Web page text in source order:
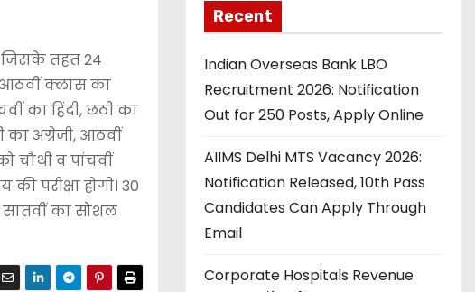
जिसके तहत 24
आठवीं क्लास का
का हिंदी, छठी का
का अंग्रेजी, आठवीं
चौथी व पांचवीं
परीक्षा होगी। 30
सातवीं का सोशल
Recent
Indian Overseas Bank LBO
Recruitment 2026: Notification
Out for 250 Posts, Apply Online
AIIMS Delhi MTS Vacancy 2026:
Notification Released, 10th Pass
Candidates Can Apply Through
Email
Corporate Hospitals Revenue